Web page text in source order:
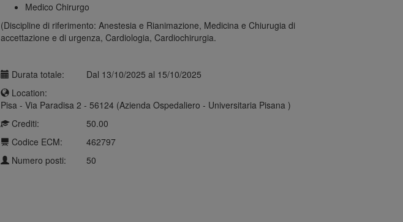
Medico Chirurgo
(Discipline di riferimento: Anestesia e Rianimazione, Medicina e Chiurugia di
accettazione e di urgenza, Cardiologia, Cardiochirurgia.
Durata totale:
Dal 13/10/2025 al 15/10/2025
Location:
Pisa - Via Paradisa 2 - 56124 (Azienda Ospedaliero - Universitaria Pisana )
Crediti:
50.00
Codice ECM:
462797
Numero posti:
50